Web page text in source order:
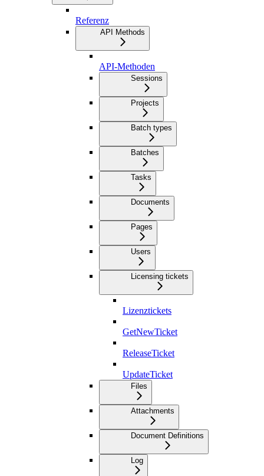
Referenz
API Methods
API-Methoden
Sessions
Projects
Batch types
Batches
Tasks
Documents
Pages
Users
Licensing tickets
Lizenztickets
GetNewTicket
ReleaseTicket
UpdateTicket
Files
Attachments
Document Definitions
Log